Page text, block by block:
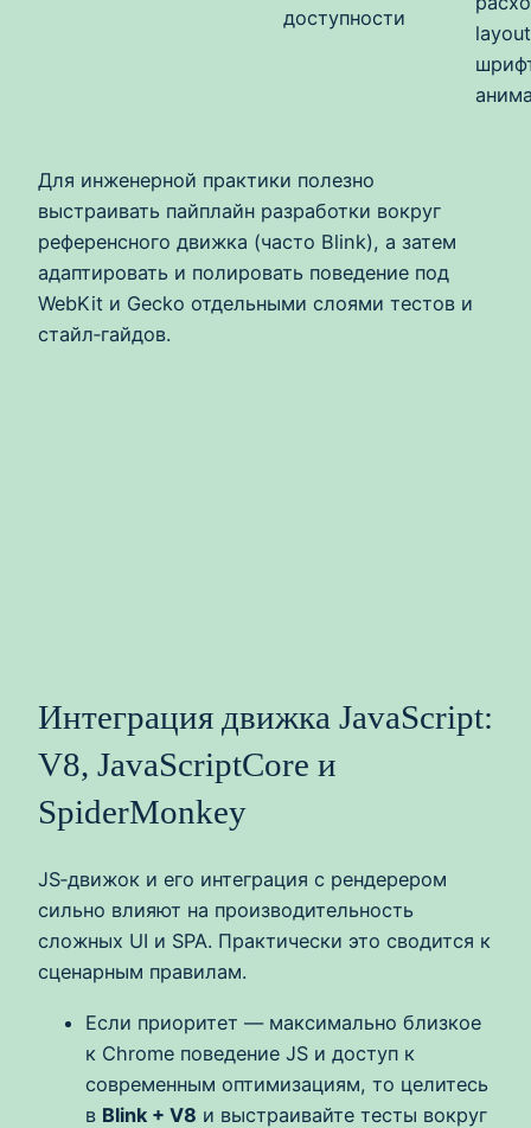
доступности
Для инженерной практики полезно
выстраивать пайплайн разработки вокруг
референсного движка (часто Blink), а затем
адаптировать и полировать поведение под
WebKit и Gecko отдельными слоями тестов и
стайл‑гайдов.
Интеграция движка JavaScript:
V8, JavaScriptCore и
SpiderMonkey
JS‑движок и его интеграция с рендерером
сильно влияют на производительность
сложных UI и SPA. Практически это сводится к
сценарным правилам.
Если приоритет — максимально близкое
к Chrome поведение JS и доступ к
современным оптимизациям, то целитесь
в Blink + V8 и выстраивайте тесты вокруг